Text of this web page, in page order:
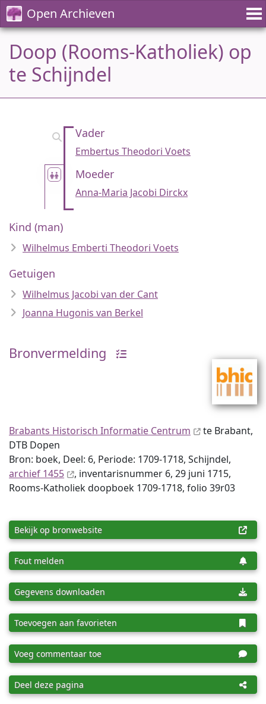
Open Archieven
Doop (Rooms-Katholiek) op
te Schijndel
Vader
Embertus Theodori Voets
Moeder
Anna-Maria Jacobi Dirckx
Kind (man)
Wilhelmus Emberti Theodori Voets
Getuigen
Wilhelmus Jacobi van der Cant
Joanna Hugonis van Berkel
Bronvermelding
Brabants Historisch Informatie Centrum
te Brabant,
DTB Dopen
Bron: boek, Deel: 6, Periode: 1709-1718, Schijndel,
archief 1455
, inventaris­num­mer 6, 29 juni 1715,
Rooms-Katholiek doopboek 1709-1718, folio 39r03
Bekijk op bronwebsite
Fout melden
Gegevens downloaden
Toevoegen aan favorieten
Voeg commentaar toe
Deel deze pagina